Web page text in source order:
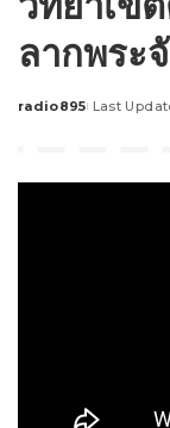
ลากพระ
Posted
radio895 Last